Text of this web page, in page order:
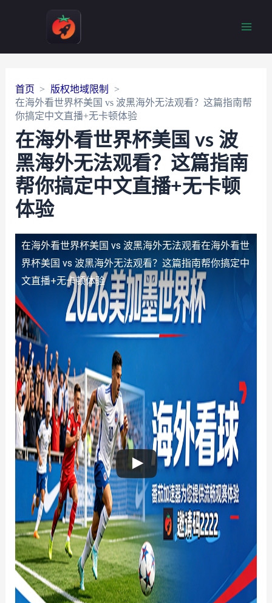
首页
版权地域限制
在海外看世界杯美国 vs 波黑海外无法观看？这篇指南帮
你搞定中文直播+无卡顿体验
在海外看世界杯美国 vs 波
黑海外无法观看？这篇指南
帮你搞定中文直播+无卡顿
体验
在海外看世界杯美国 vs 波黑海外无法观看在海外看世
界杯美国 vs 波黑海外无法观看？这篇指南帮你搞定中
文直播+无卡顿体验